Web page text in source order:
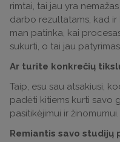
rimtai, tai jau yra
darbo rezultatams, kad
man patinka, kai
sukurti, o tai jau
Ar turite konkrečių
Taip, esu sau atsakiusi,
padėti kitiems kurti savo
pasitikėjimui ir žinomumui.
Remiantis savo studijų